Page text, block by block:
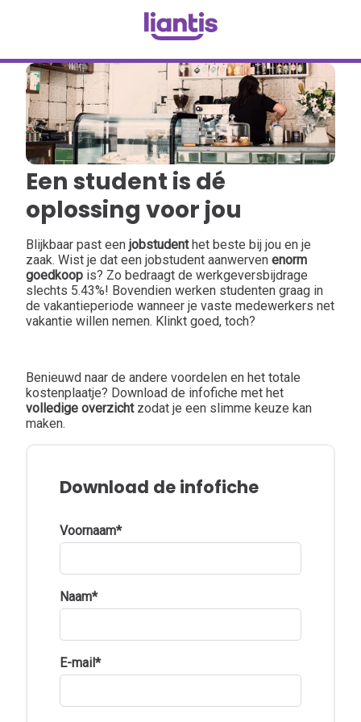
Een student is dé
oplossing voor jou
Blijkbaar past een jobstudenthet beste bij jou en je
zaak. Wist je dat een jobstudent aanwerven enorm
goedkoop is? Zo bedraagt de werkgeversbijdrage
slechts 5.43%! Bovendien werken studenten graag in
de vakantieperiode wanneer je vaste medewerkers net
vakantie willen nemen. Klinkt goed, toch?
Benieuwd naar de andere voordelen en het totale
kostenplaatje? Download de infofiche met het
volledige overzichtzodat je een slimme keuze kan
maken.
Download de infofiche
Voornaam*
Naam*
E-mail*